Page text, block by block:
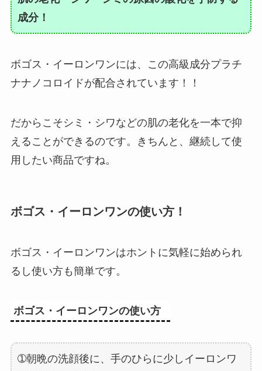
成分！
ボゴス・イーロンワンには、この高級成分プラチ
ナナノコロイドが配合されています！！
だからこそシミ・シワなどの肌の老化を一本で抑
えることができるのです。きちんと、継続して使
用したい商品ですね。
ボゴス・イーロンワンの使い方！
ボゴス・イーロンワンはホントに気軽に始められ
るし使い方も簡単です。
ボゴス・イーロンワンの使い方
➀朝晩の洗顔後に、手のひらに少しイーロンワ